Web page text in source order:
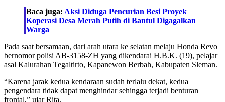
Baca juga: Aksi Diduga Pencurian Besi Proyek
Koperasi Desa Merah Putih di Bantul Digagalkan
Warga
Pada saat bersamaan, dari arah utara ke selatan melaju Honda Revo
bernomor polisi AB-3158-ZH yang dikendarai H.B.K. (19), pelajar
asal Kalurahan Tegaltirto, Kapanewon Berbah, Kabupaten Sleman.
“Karena jarak kedua kendaraan sudah terlalu dekat, kedua
pengendara tidak dapat menghindar sehingga terjadi benturan
frontal,” ujar Rita.